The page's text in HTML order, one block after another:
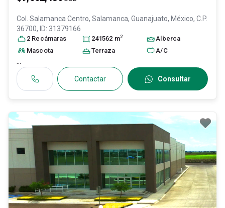
Col. Salamanca Centro, Salamanca, Guanajuato, México, C.P.
36700, ID: 31379166
2 Recámaras 241562 m2
Alberca
Mascota
Terraza A/C
...
Contactar Consultar